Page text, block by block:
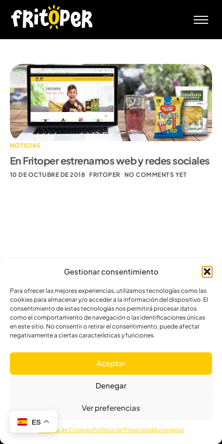
Gestionar consentimiento
Para ofrecer las mejores experiencias, utilizamos tecnologías como las
cookies para almacenar y/o acceder a la información del dispositivo. El
consentimiento de estas tecnologías nos permitirá procesar datos
como el comportamiento de navegación o las identificaciones únicas
en este sitio. No consentir o retirar el consentimiento, puede afectar
negativamente a ciertas características y funciones.
Aceptar
Denegar
Ver preferencias
Política de CookiesPolítica de PrivacidadAviso legal
Inicio
Productos
RSC
Contacto
NOTICIAS
En Fritoper estrenamos web y redes sociales
10 DE OCTUBRE DE 2018 FRITOPER NO COMMENTS YET
derechos reservados.Diseño
web: Klein
Política de Cookies
ES